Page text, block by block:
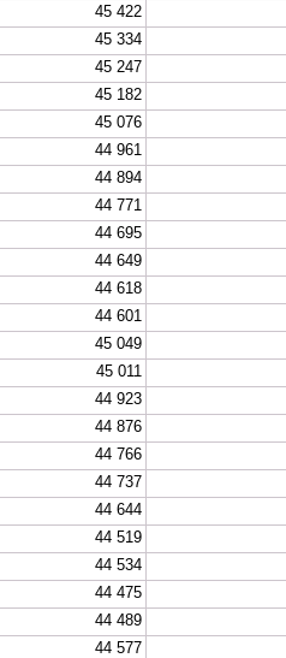
45 422
45 334
45 247
45 182
45 076
44 961
44 894
44 771
44 695
44 649
44 618
44 601
45 049
45 011
44 923
44 876
44 766
44 737
44 644
44 519
44 534
44 475
44 489
44 577